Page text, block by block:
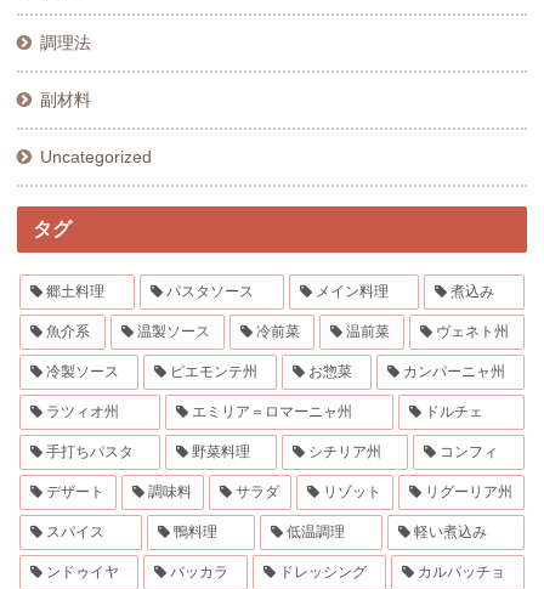
調理法
副材料
Uncategorized
タグ
郷土料理 パスタソース メイン料理 煮込み
魚介系 温製ソース 冷前菜 温前菜 ヴェネト州
冷製ソース ピエモンテ州 お惣菜 カンパーニャ州
ラツィオ州 エミリア＝ロマーニャ州 ドルチェ
手打ちパスタ 野菜料理 シチリア州 コンフィ
デザート 調味料 サラダ リゾット リグーリア州
スパイス 鴨料理 低温調理 軽い煮込み
ンドゥイヤ バッカラ ドレッシング カルパッチョ